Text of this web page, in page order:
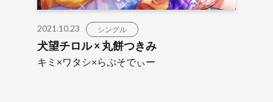
2021.10.23 シングル
犬望チロル × 丸餅つきみ
キミ×ワタシ×らぷそでぃー